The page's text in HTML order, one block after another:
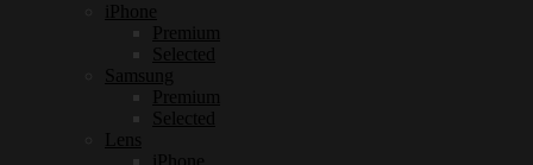
iPhone
Premium
Selected
Samsung
Premium
Selected
Lens